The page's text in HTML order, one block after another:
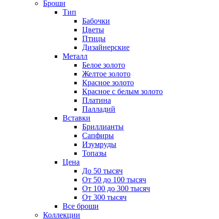
Броши
Тип
Бабочки
Цветы
Птицы
Дизайнерские
Металл
Белое золото
Желтое золото
Красное золото
Красное с белым золото
Платина
Палладий
Вставки
Бриллианты
Сапфиры
Изумруды
Топазы
Цена
До 50 тысяч
От 50 до 100 тысяч
От 100 до 300 тысяч
От 300 тысяч
Все броши
Коллекции